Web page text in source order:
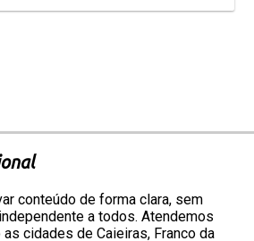
conteúdo de forma clara, sem
a todos. Atendemos
cidades de Caieiras, Franco da